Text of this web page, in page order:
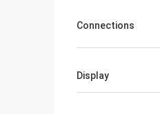
Connections
Display